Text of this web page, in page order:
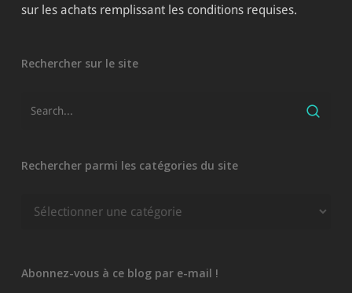
sur les achats remplissant les conditions requises.
Rechercher sur le site
Rechercher parmi les catégories du site
Rechercher
du
Abonnez-vous à ce blog par e-mail !